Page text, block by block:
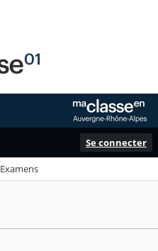
Se connecter
Examens